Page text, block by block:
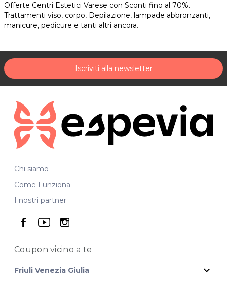
Offerte Centri Estetici Varese con Sconti fino al 70%.
Trattamenti viso, corpo, Depilazione, lampade abbronzanti,
manicure, pedicure e tanti altri ancora.
Iscriviti alla newsletter
Chi siamo
Come Funziona
I nostri partner
seguici su facebook
seguici su youtube
seguici su instagram
Coupon vicinoa te
Friuli Venezia Giulia expand_more